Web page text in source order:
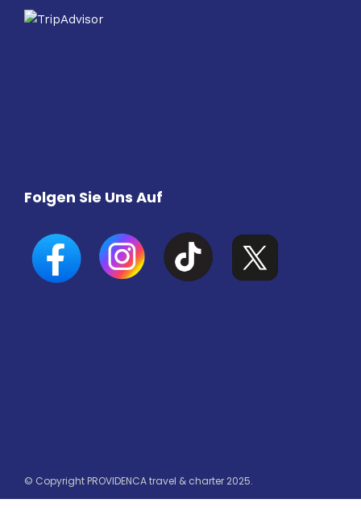
Folgen Sie Uns Auf
© Copyright PROVIDENCA travel & charter 2025.